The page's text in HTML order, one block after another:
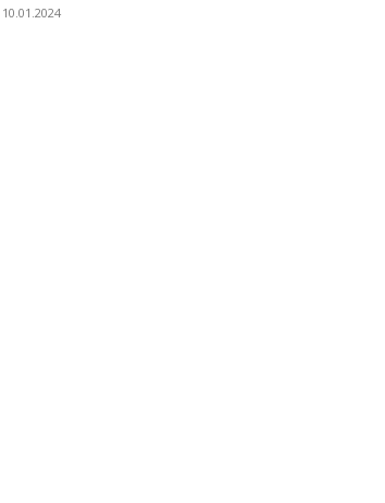
10.01.2024